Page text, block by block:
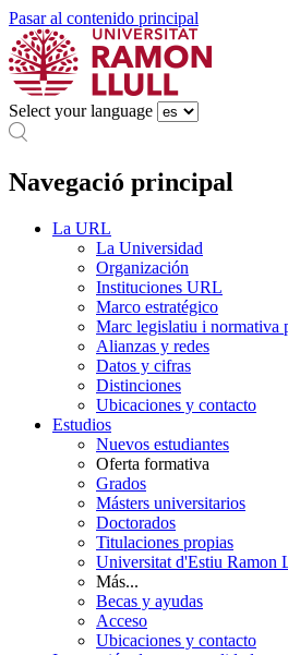
Pasar al contenido principal
Select your language
Navegació principal
La URL
La Universidad
Organización
Instituciones URL
Marco estratégico
Marc legislatiu i normativa
Alianzas y redes
Datos y cifras
Distinciones
Ubicaciones y contacto
Estudios
Nuevos estudiantes
Oferta formativa
Grados
Másters universitarios
Doctorados
Titulaciones propias
Universitat d'Estiu Ramon
Más...
Becas y ayudas
Acceso
Ubicaciones y contacto